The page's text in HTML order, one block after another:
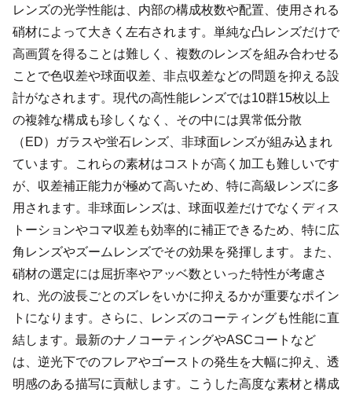
レンズの光学性能は、内部の構成枚数や配置、使用される
硝材によって大きく左右されます。単純な凸レンズだけで
高画質を得ることは難しく、複数のレンズを組み合わせる
ことで色収差や球面収差、非点収差などの問題を抑える設
計がなされます。現代の高性能レンズでは10群15枚以上
の複雑な構成も珍しくなく、その中には異常低分散
（ED）ガラスや蛍石レンズ、非球面レンズが組み込まれ
ています。これらの素材はコストが高く加工も難しいです
が、収差補正能力が極めて高いため、特に高級レンズに多
用されます。非球面レンズは、球面収差だけでなくディス
トーションやコマ収差も効率的に補正できるため、特に広
角レンズやズームレンズでその効果を発揮します。また、
硝材の選定には屈折率やアッベ数といった特性が考慮さ
れ、光の波長ごとのズレをいかに抑えるかが重要なポイン
トになります。さらに、レンズのコーティングも性能に直
結します。最新のナノコーティングやASCコートなど
は、逆光下でのフレアやゴーストの発生を大幅に抑え、透
明感のある描写に貢献します。こうした高度な素材と構成